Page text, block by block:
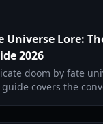
Universe Lore:
2026
doom by fate
covers the